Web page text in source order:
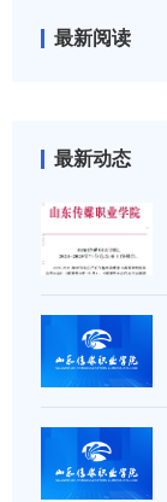
最新阅读
最新动态